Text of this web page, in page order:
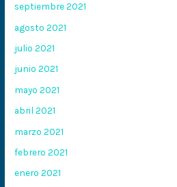
septiembre 2021
agosto 2021
julio 2021
junio 2021
mayo 2021
abril 2021
marzo 2021
febrero 2021
enero 2021